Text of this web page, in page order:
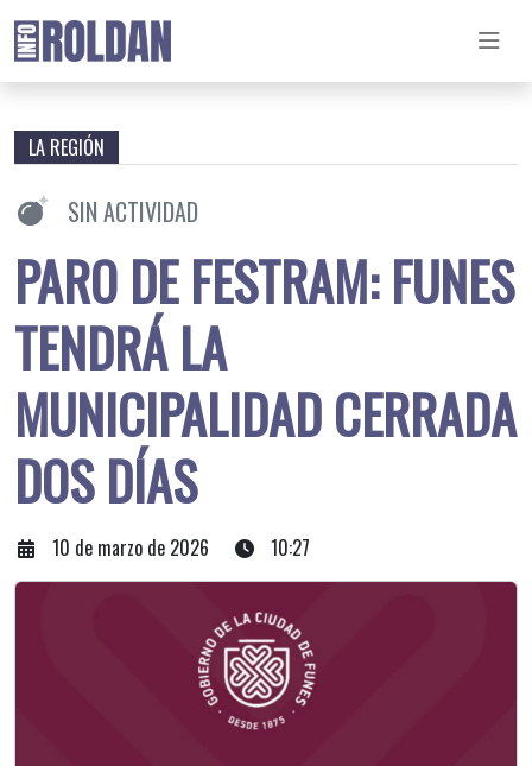
LA REGIÓN
SIN ACTIVIDAD
PARO DE FESTRAM: FUNES
TENDRÁ LA
MUNICIPALIDAD CERRADA
DOS DÍAS
10 de marzo de 2026 10:27